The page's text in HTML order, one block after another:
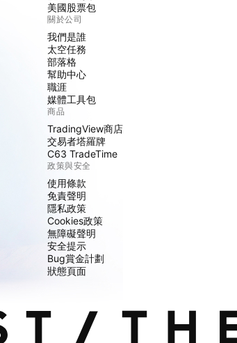
美國股票包
關於公司
我們是誰
太空任務
部落格
幫助中心
職涯
媒體工具包
商品
TradingView商店
交易者塔羅牌
C63 TradeTime
政策與安全
使用條款
免責聲明
隱私政策
Cookies政策
無障礙聲明
安全提示
Bug賞金計劃
狀態頁面